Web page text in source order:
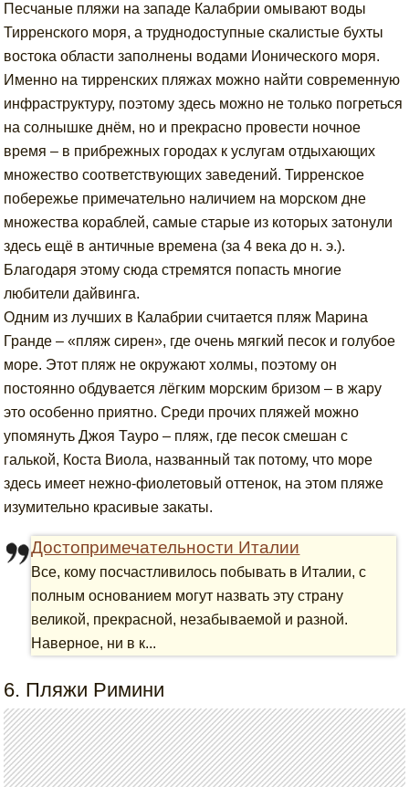
Песчаные пляжи на западе Калабрии омывают воды
Тирренского моря, а труднодоступные скалистые бухты
востока области заполнены водами Ионического моря.
Именно на тирренских пляжах можно найти современную
инфраструктуру, поэтому здесь можно не только погреться
на солнышке днём, но и прекрасно провести ночное
время – в прибрежных городах к услугам отдыхающих
множество соответствующих заведений. Тирренское
побережье примечательно наличием на морском дне
множества кораблей, самые старые из которых затонули
здесь ещё в античные времена (за 4 века до н. э.).
Благодаря этому сюда стремятся попасть многие
любители дайвинга.
Одним из лучших в Калабрии считается пляж Марина
Гранде – «пляж сирен», где очень мягкий песок и голубое
море. Этот пляж не окружают холмы, поэтому он
постоянно обдувается лёгким морским бризом – в жару
это особенно приятно. Среди прочих пляжей можно
упомянуть Джоя Тауро – пляж, где песок смешан с
галькой, Коста Виола, названный так потому, что море
здесь имеет нежно-фиолетовый оттенок, на этом пляже
изумительно красивые закаты.
Достопримечательности Италии
Все, кому посчастливилось побывать в Италии, с
полным основанием могут назвать эту страну
великой, прекрасной, незабываемой и разной.
Наверное, ни в к...
6. Пляжи Римини